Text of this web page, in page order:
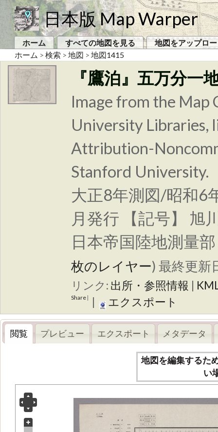
日本版 Map Warper
ホーム すべての地図を見る
地図をアップロ
ホーム > 検索 > 地図 > 地図1415
『鷹泊』五万分一
Image from the Map
University Libraries,
Attribution-
Stanford University.
大正8年測図/昭和6
月発行 【記号】 旭
日本帝国陸地測量
枚のレイヤー) 最終更新
リンク: 出所・参照情報 |
Share | | エクスポート
閲覧 プレビュー エクスポート メタデータ
地図を編集するた
い